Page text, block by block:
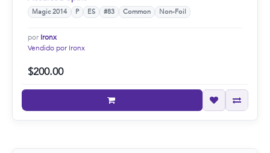
Magic 2014 P ES #83 Common Non-Foil
por Ironx
Vendido por Ironx
$200.00